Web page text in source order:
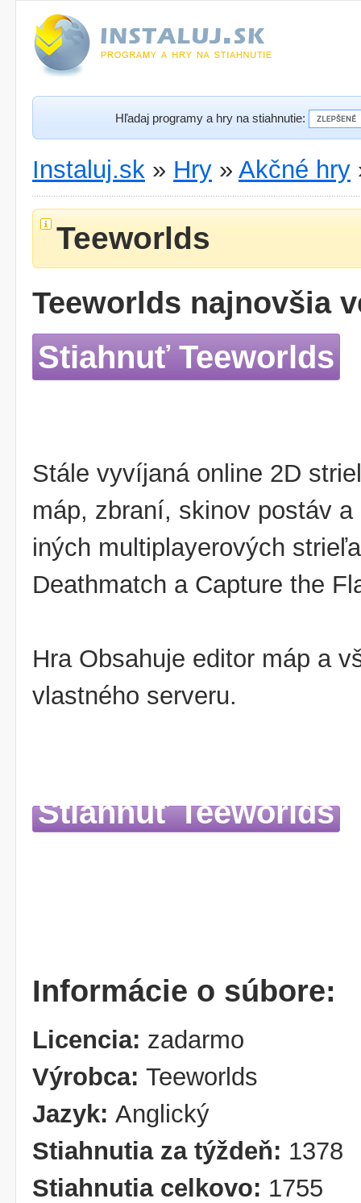
Hľadaj programy a hry na stiahnutie:
Instaluj.sk » Hry » Akčné hry
Teeworlds
Teeworlds najnovšia
Stiahnuť Teeworlds
Stále vyvíjaná online 2D
máp, zbraní, skinov postáv
iných multiplayerových
Deathmatch a Capture the
Hra Obsahuje editor máp a
vlastného serveru.
Stiahnuť Teeworlds
Informácie o súbore:
Licencia: zadarmo
Výrobca: Teeworlds
Jazyk: Anglický
Stiahnutia za týždeň: 1378
Stiahnutia celkovo: 1755